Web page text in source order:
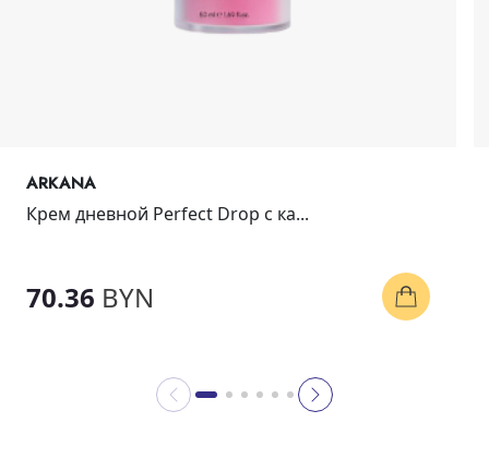
ARKANA
Крем дневной Perfect Drop с ка...
70.36 BYN